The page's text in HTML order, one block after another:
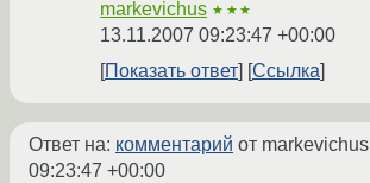
markevichus ★★★
13.11.2007 09:23:47 +00:00
Показать ответ
Ссылка
Ответ на: комментарий от markevichus
09:23:47 +00:00